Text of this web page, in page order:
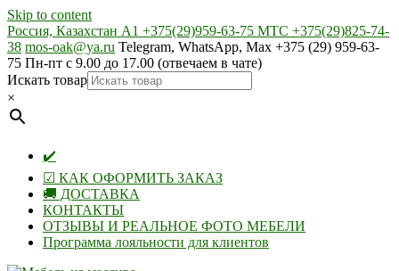
Skip to content
Россия, Казахстан А1 +375(29)959-63-75 МТС +375(29)825-74-
38 mos-oak@ya.ru Telegram, WhatsApp, Max +375 (29) 959-63-
75 Пн-пт с 9.00 до 17.00 (отвечаем в чате)
Искать товар
×
✔️
☑ КАК ОФОРМИТЬ ЗАКАЗ
🚚 ДОСТАВКА
КОНТАКТЫ
ОТЗЫВЫ И РЕАЛЬНОЕ ФОТО МЕБЕЛИ
Программа лояльности для клиентов